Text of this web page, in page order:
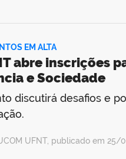
EM ALTA
abre inscrições
e Sociedade
discutirá desafios e
UFNT, publicado em